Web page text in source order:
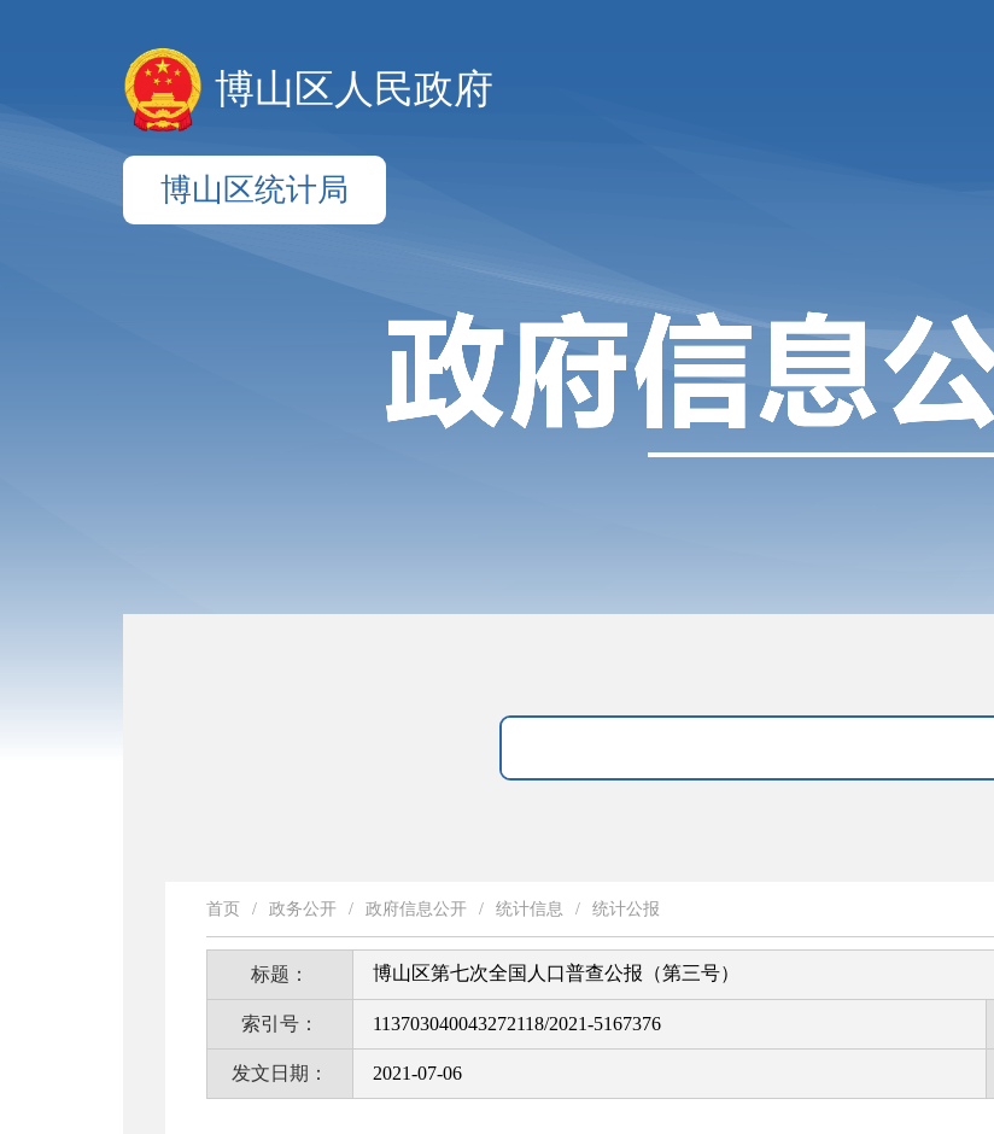
博山区人民政府
博山区统计局
首页 / 政务公开 / 政府信息公开 / 统计信息 / 统计公报
标题： 博山区第七次全国人口普查公报（第三号）
索引号： 113703040043272118/2021-5167376
发文日期： 2021-07-06